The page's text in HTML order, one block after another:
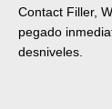
Contact Filler,
pegado
desniveles.